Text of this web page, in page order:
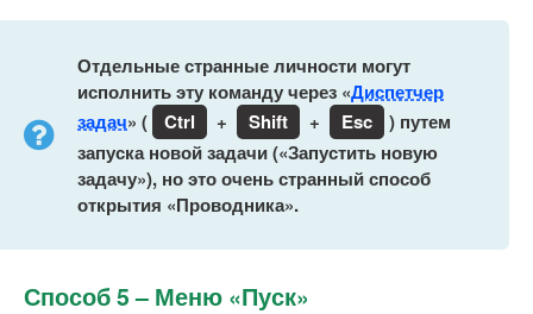
Отдельные странные личности могут
исполнить эту команду через «Диспетчер
задач» ( Ctrl + Shift + Esc
) путем
запуска новой задачи («Запустить новую
задачу»), но это очень странный способ
открытия «Проводника».
Способ 5 – Меню «Пуск»